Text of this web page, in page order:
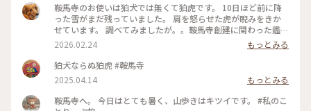
鞍馬寺のお使いは狛犬では無くて狛虎です。 10日ほど前に降
った雪がまだ残っていました。 肩を怒らせた虎が睨みをきか
せています。 調べてみましたが。。鞍馬寺創建に関わった鑑禎
（がんてい）が鬼女に襲われた際、毘沙門天に助けられたのが
「寅の月、寅の日、寅の時」だったという伝説に基づき、虎が
神使として祀られているのだそうです。 山門をくぐった先にケ
ーブルカーがあり曲がりくねった坂道をショートカットで多宝
塔まで行く事ができます。 そのあとは山道と石段をひたすら登
るとやっと本堂💦 ほんとはまだまだ先がありますが今回は本
堂で良しとしました🤣 #久しぶりの京都旅 #鞍馬
2026.02.24
もっとみる
狛犬ならぬ狛虎 #鞍馬寺
2025.04.14
もっとみる
鞍馬寺へ。 今日はとても暑く、山歩きはキツイです。 #私のこ